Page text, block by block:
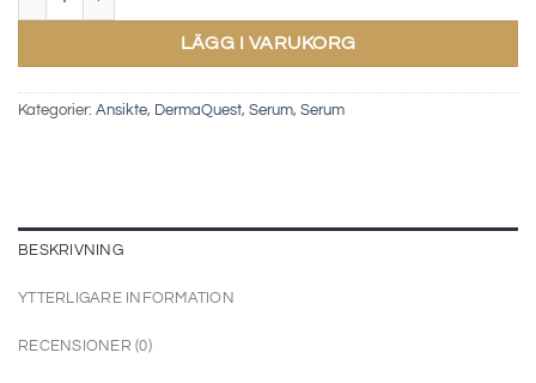
LÄGG I VARUKORG
Kategorier: Ansikte, DermaQuest, Serum, Serum
BESKRIVNING
YTTERLIGARE INFORMATION
RECENSIONER (0)